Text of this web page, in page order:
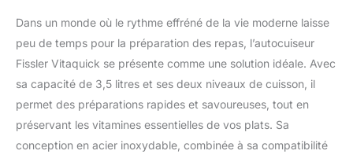
Dans un monde où le rythme effréné de la vie moderne laisse
peu de temps pour la préparation des repas, l’autocuiseur
Fissler Vitaquick se présente comme une solution idéale. Avec
sa capacité de 3,5 litres et ses deux niveaux de cuisson, il
permet des préparations rapides et savoureuses, tout en
préservant les vitamines essentielles de vos plats. Sa
conception en acier inoxydable, combinée à sa compatibilité